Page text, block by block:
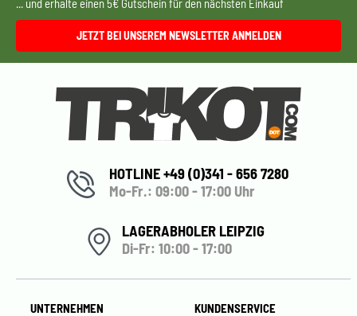
... und erhalte einen 5€ Gutschein für den nächsten Einkauf
JETZT BEI UNSEREM NEWSLETTER ANMELDEN
HOTLINE +49 (0)341 - 656 7280
Mo-Fr.: 09:00 - 17:00 Uhr
LAGERABHOLER LEIPZIG
Di-Fr: 10:00 - 17:00
UNTERNEHMEN KUNDENSERVICE